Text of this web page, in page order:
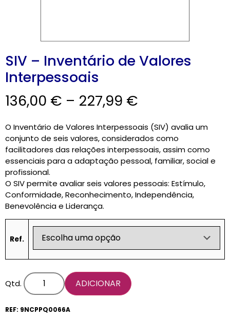
SIV – Inventário de Valores
Interpessoais
136,00 € – 227,99 €
O Inventário de Valores Interpessoais (SIV) avalia um
conjunto de seis valores, considerados como
facilitadores das relações interpessoais, assim como
essenciais para a adaptação pessoal, familiar, social e
profissional.
O SIV permite avaliar seis valores pessoais: Estímulo,
Conformidade, Reconhecimento, Independência,
Benevolência e Liderança.
Ref.
Qtd. ADICIONAR
REF: 9NCPPQ0066A